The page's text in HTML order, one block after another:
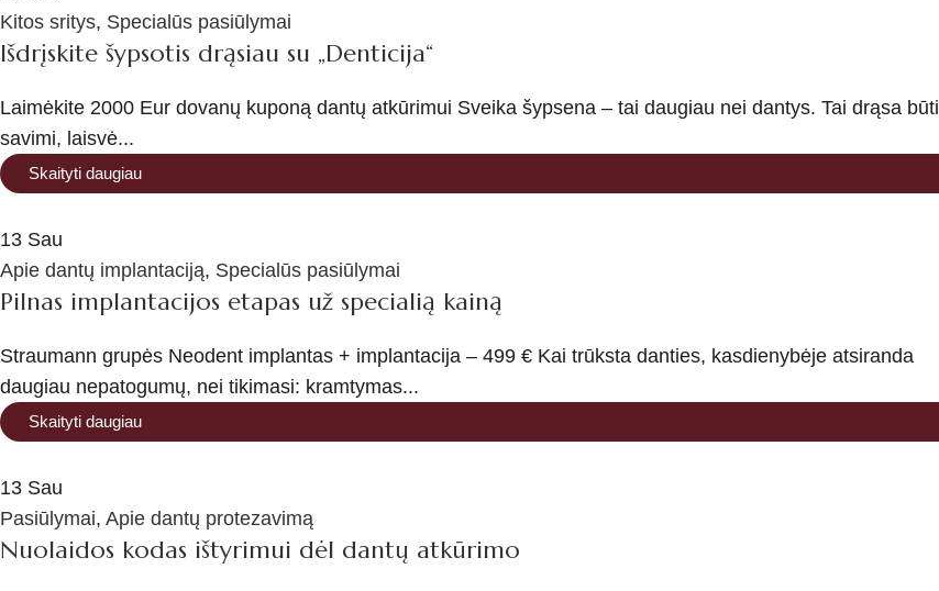
Kitos sritys, Specialūs pasiūlymai
Išdrįskite šypsotis drąsiau su „Denticija“
Laimėkite 2000 Eur dovanų kuponą dantų atkūrimui Sveika šypsena – tai daugiau nei dantys. Tai drąsa būti
savimi, laisvė...
Skaityti daugiau
13 Sau
Apie dantų implantaciją, Specialūs pasiūlymai
Pilnas implantacijos etapas už specialią kainą
Straumann grupės Neodent implantas + implantacija – 499 € Kai trūksta danties, kasdienybėje atsiranda
daugiau nepatogumų, nei tikimasi: kramtymas...
Skaityti daugiau
13 Sau
Pasiūlymai, Apie dantų protezavimą
Nuolaidos kodas ištyrimui dėl dantų atkūrimo